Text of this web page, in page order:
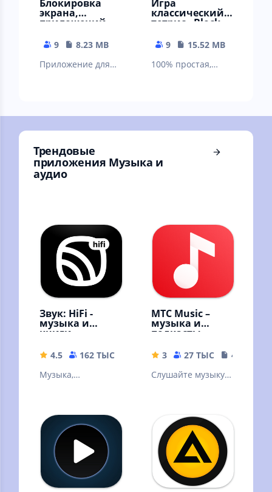
Блокировка
экрана,
приложений
9
8.23 MB
Приложение для
Игра
классический
тетрис - Block
9
15.52 MB
100% простая,
скачать бесплатно
Трендовые
приложения Музыка и
аудио
Звук: HiFi -
музыка и
книги
4.5 162 ТЫС
56.57 MB
Музыка,
интернета!
Скачивайте песни
и слушайте
оффлайн
МТС Music –
музыка и
подкасты
3 27 ТЫС
41 MB
Слушайте музыку и
онлайн и без
интернета!